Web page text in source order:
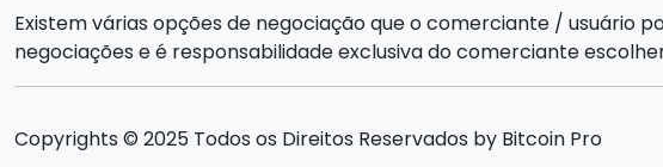
Existem várias opções de negociação que o comerciante / usuário
negociações e é responsabilidade exclusiva do comerciante
Copyrights © 2025 Todos os Direitos Reservados by Bitcoin Pro